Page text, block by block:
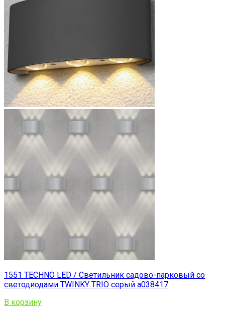
1551 TECHNO LED / Светильник садово-парковый со
светодиодами TWINKY TRIO серый a038417
В корзину